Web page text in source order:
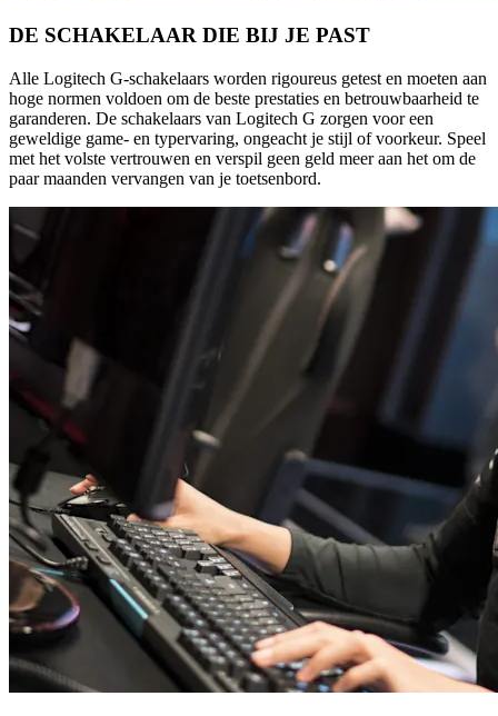
DE SCHAKELAAR DIE BIJ JE PAST
Alle Logitech G-schakelaars worden rigoureus getest en moeten aan
hoge normen voldoen om de beste prestaties en betrouwbaarheid te
garanderen. De schakelaars van Logitech G zorgen voor een
geweldige game- en typervaring, ongeacht je stijl of voorkeur. Speel
met het volste vertrouwen en verspil geen geld meer aan het om de
paar maanden vervangen van je toetsenbord.